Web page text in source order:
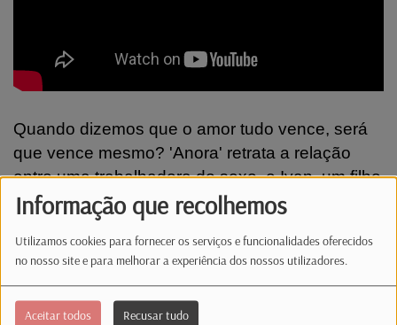
Informação que recolhemos
Utilizamos cookies para fornecer os serviços e funcionalidades oferecidos
no nosso site e para melhorar a experiência dos nossos utilizadores.
Aceitar todos Recusar tudo
Quando dizemos que o amor tudo vence, será
que vence mesmo? 'Anora' retrata a relação
entre uma trabalhadora do sexo, e Ivan, um filho
de um oligarca russo. Uma história que põe à
prova os limites do amor e da lealdade. Saiba
tudo neste 'Grande Plano'.
Comentários(0)